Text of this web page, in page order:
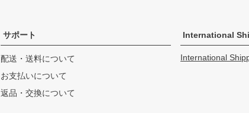
サポート
配送・送料について
お支払いについて
返品・交換について
International
International